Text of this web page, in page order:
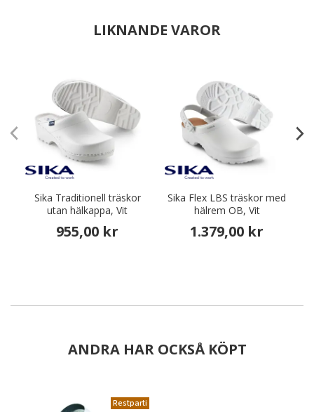
LIKNANDE VAROR
Sika Traditionell träskor
utan hälkappa, Vit
955,00 kr
Sika Flex LBS träskor med
hälrem OB, Vit
1.379,00 kr
ANDRA HAR OCKSÅ KÖPT
Restparti